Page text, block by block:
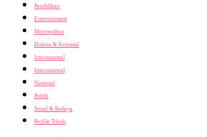
Pendidikan
Entertainment
Metropolitan
Hukum & Kriminal
Internasional
Internasional
Nasional
Politik
Sosial & Budaya
Profile Tokoh